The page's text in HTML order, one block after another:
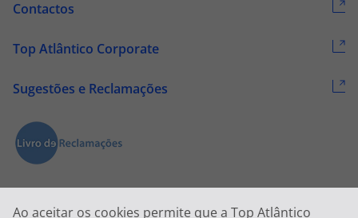
Ao aceitar os cookies permite que a Top Atlântico
Contactos
Top Atlântico Corporate
Sugestões e Reclamações